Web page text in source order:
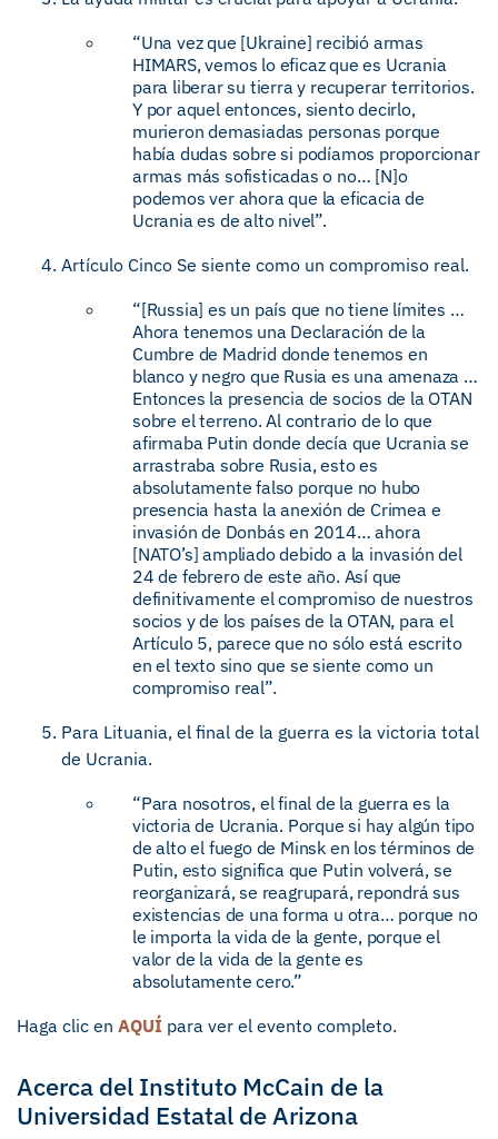
“Una vez que [Ukraine] recibió armas
HIMARS, vemos lo eficaz que es Ucrania
para liberar su tierra y recuperar territorios.
Y por aquel entonces, siento decirlo,
murieron demasiadas personas porque
había dudas sobre si podíamos proporcionar
armas más sofisticadas o no… [N]o
podemos ver ahora que la eficacia de
Ucrania es de alto nivel”.
Artículo Cinco Se siente como un compromiso real.
“[Russia] es un país que no tiene límites …
Ahora tenemos una Declaración de la
Cumbre de Madrid donde tenemos en
blanco y negro que Rusia es una amenaza …
Entonces la presencia de socios de la OTAN
sobre el terreno. Al contrario de lo que
afirmaba Putin donde decía que Ucrania se
arrastraba sobre Rusia, esto es
absolutamente falso porque no hubo
presencia hasta la anexión de Crimea e
invasión de Donbás en 2014… ahora
[NATO’s] ampliado debido a la invasión del
24 de febrero de este año. Así que
definitivamente el compromiso de nuestros
socios y de los países de la OTAN, para el
Artículo 5, parece que no sólo está escrito
en el texto sino que se siente como un
compromiso real”.
Para Lituania, el final de la guerra es la victoria total
de Ucrania.
“Para nosotros, el final de la guerra es la
victoria de Ucrania. Porque si hay algún tipo
de alto el fuego de Minsk en los términos de
Putin, esto significa que Putin volverá, se
reorganizará, se reagrupará, repondrá sus
existencias de una forma u otra… porque no
le importa la vida de la gente, porque el
valor de la vida de la gente es
absolutamente cero.”
Haga clic en AQUÍ para ver el evento completo.
Acerca del Instituto McCain de la
Universidad Estatal de Arizona